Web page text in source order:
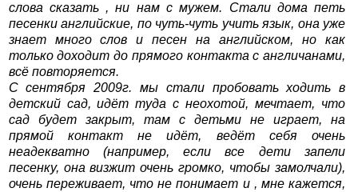
слова сказать , ни нам с мужем. Стали дома петь
песенки английские, по чуть-чуть учить язык, она уже
знает много слов и песен на английском, но как
только доходит до прямого контакта с англичанами,
всё повторяется.
С сентября 2009г. мы стали пробовать ходить в
детский сад, идёт туда с неохотой, мечтает, что
сад будет закрыт, там с детьми не играет, на
прямой контакт не идёт, ведёт себя очень
неадекватно (например, если все дети запели
песенку, она визжит очень громко, чтобы замолчали),
очень переживает, что не понимает и , мне кажется,